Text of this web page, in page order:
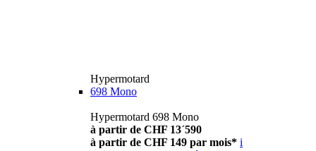
Hypermotard
698 Mono
Hypermotard 698 Mono
à partir de CHF 13´590
à partir de CHF 149 par mois* i